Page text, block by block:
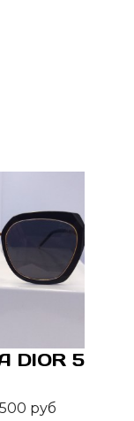
DIOR 5
руб